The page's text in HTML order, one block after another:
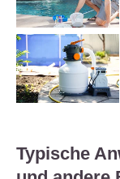
Typische